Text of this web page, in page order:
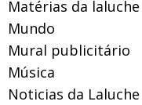
Matérias da laluche
Mundo
Mural publicitário
Música
Noticias da Laluche